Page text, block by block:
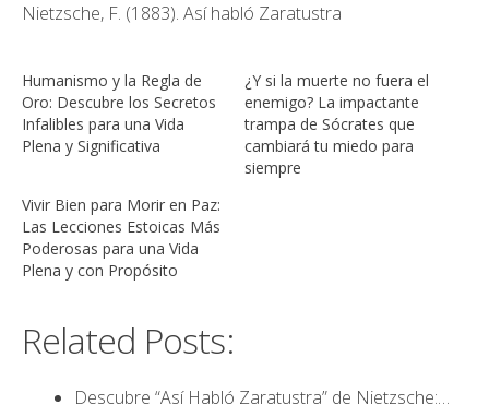
Nietzsche, F. (1883). Así habló Zaratustra
Humanismo y la Regla de
Oro: Descubre los Secretos
Infalibles para una Vida
Plena y Significativa
¿Y si la muerte no fuera el
enemigo? La impactante
trampa de Sócrates que
cambiará tu miedo para
siempre
Vivir Bien para Morir en Paz:
Las Lecciones Estoicas Más
Poderosas para una Vida
Plena y con Propósito
Related Posts:
Descubre “Así Habló Zaratustra” de Nietzsche:…